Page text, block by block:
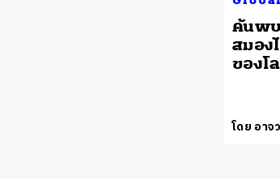
ค้นพบ
สมอง
ของโ
โดย อา